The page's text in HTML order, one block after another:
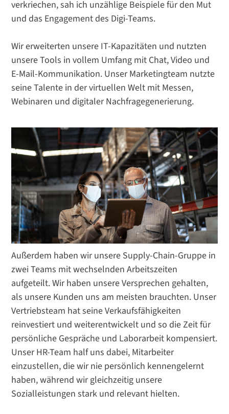
verkriechen, sah ich unzählige Beispiele für den Mut
und das Engagement des Digi-Teams.
Wir erweiterten unsere IT-Kapazitäten und nutzten
unsere Tools in vollem Umfang mit Chat, Video und
E-Mail-Kommunikation. Unser Marketingteam nutzte
seine Talente in der virtuellen Welt mit Messen,
Webinaren und digitaler Nachfragegenerierung.
Außerdem haben wir unsere Supply-Chain-Gruppe in
zwei Teams mit wechselnden Arbeitszeiten
aufgeteilt. Wir haben unsere Versprechen gehalten,
als unsere Kunden uns am meisten brauchten. Unser
Vertriebsteam hat seine Verkaufsfähigkeiten
reinvestiert und weiterentwickelt und so die Zeit für
persönliche Gespräche und Laborarbeit kompensiert.
Unser HR-Team half uns dabei, Mitarbeiter
einzustellen, die wir nie persönlich kennengelernt
haben, während wir gleichzeitig unsere
Sozialleistungen stark und relevant hielten.